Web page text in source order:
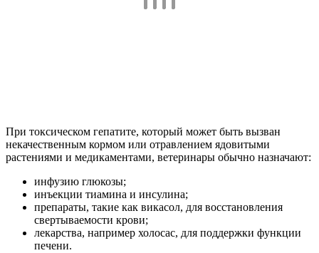
При токсическом гепатите, который может быть вызван
некачественным кормом или отравлением ядовитыми
растениями и медикаментами, ветеринары обычно назначают:
инфузию глюкозы;
инъекции тиамина и инсулина;
препараты, такие как викасол, для восстановления
свертываемости крови;
лекарства, например холосас, для поддержки функции
печени.